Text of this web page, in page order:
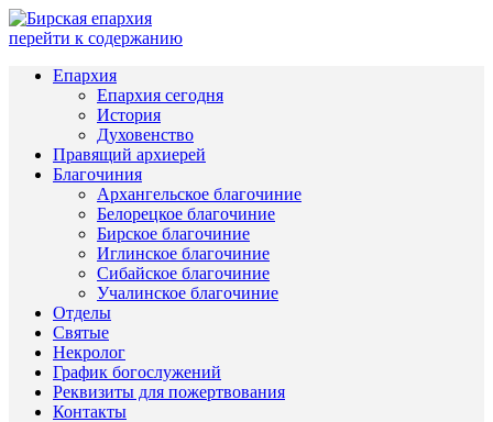
перейти к содержанию
Епархия
Епархия сегодня
История
Духовенство
Правящий архиерей
Благочиния
Архангельское благочиние
Белорецкое благочиние
Бирское благочиние
Иглинское благочиние
Сибайское благочиние
Учалинское благочиние
Отделы
Святые
Некролог
График богослужений
Реквизиты для пожертвования
Контакты